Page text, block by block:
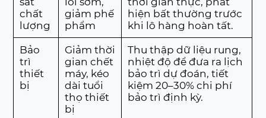
chất
lượng
giảm phế
phẩm
hiện bất thường trước
khi lô hàng hoàn tất.
Bảo
trì
thiết
bị
Giảm thời
gian chết
máy, kéo
dài tuổi
thọ thiết
bị
Thu thập dữ liệu rung,
nhiệt độ để đưa ra lịch
bảo trì dự đoán, tiết
kiệm 20–30% chi phí
bảo trì định kỳ.